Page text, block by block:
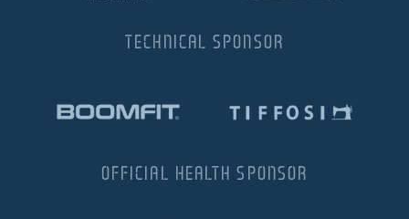
TECHNICAL SPONSOR
OFFICIAL HEALTH SPONSOR